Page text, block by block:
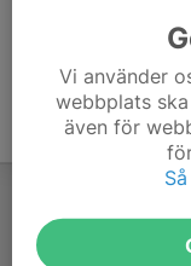
Vi använder
webbplats
även för